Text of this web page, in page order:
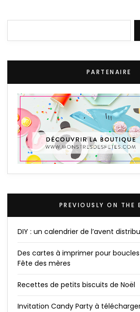
PARTENAIRE
PREVIOUSLY ON THE
DIY : un calendrier de l’avent
Des cartes à imprimer pour boucles
Fête des mères
Recettes de petits biscuits de Noël
Invitation Candy Party à